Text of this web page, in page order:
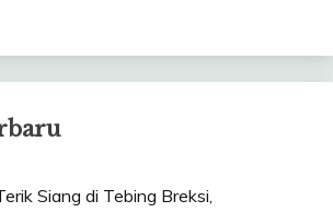
Siang di Tebing Breksi,